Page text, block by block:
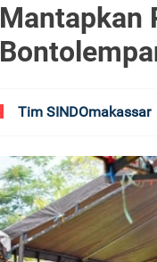
Mantapkan
Tim SINDOmakassar